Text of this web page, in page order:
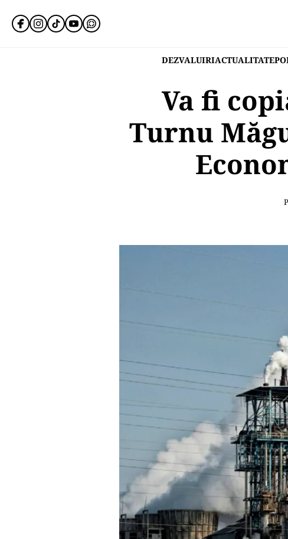
DEZVALUIRIACTUALITATE
Va fi
Turnu